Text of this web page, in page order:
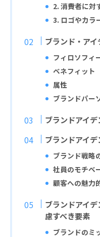
2. 消費者に対
3. ロゴやカラ
ブランド・ア
フィロソフィ
ベネフィット
属性
ブランドパー
ブランドアイ
ブランドアイ
ブランド戦略
社員のモチベ
顧客への魅力
ブランドアイ
慮すべき要素
ブランドのミ